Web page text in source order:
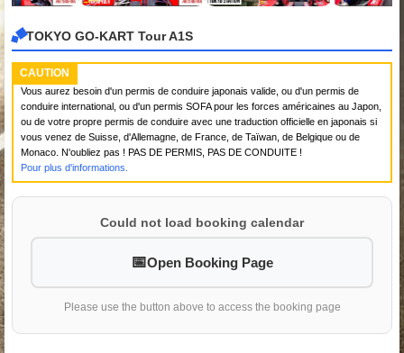
TOKYO GO-KART Tour A1S
CAUTION
Vous aurez besoin d'un permis de conduire japonais valide, ou d'un permis de
conduire international, ou d'un permis SOFA pour les forces américaines au Japon,
ou de votre propre permis de conduire avec une traduction officielle en japonais si
vous venez de Suisse, d'Allemagne, de France, de Taïwan, de Belgique ou de
Monaco. N'oubliez pas ! PAS DE PERMIS, PAS DE CONDUITE !
Pour plus d'informations.
Could not load booking calendar
Open Booking Page
Please use the button above to access the booking page